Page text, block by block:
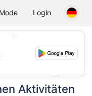
Mode Login
💕
Aktivitäten